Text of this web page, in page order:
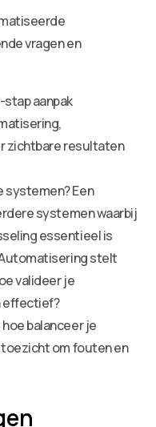
vragen en
aanpak
zichtbare resultaten
systemen? Een
systemen waarbij
essentieel is
stelt
valideer je
effectief?
balanceer je
om fouten en